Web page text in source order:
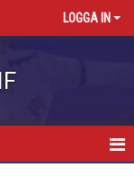
LOGGA IN